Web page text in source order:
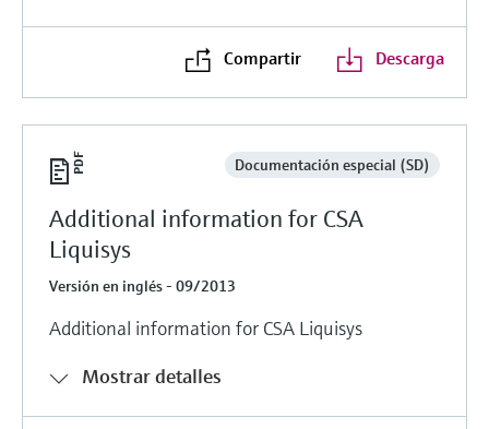
Compartir Descarga
Documentación especial (SD)
Additional information for CSA
Liquisys
Versión en inglés - 09/2013
Additional information for CSA Liquisys
Mostrar detalles